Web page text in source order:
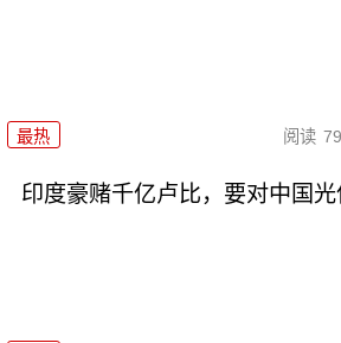
最热 阅读
印度豪赌千亿卢比，要对中国光